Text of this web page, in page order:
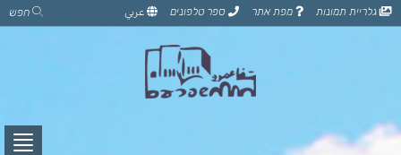
דלג
לתוכן
גלריית תמונות מפת אתר ספר טלפונים عربي חפש
לחץ